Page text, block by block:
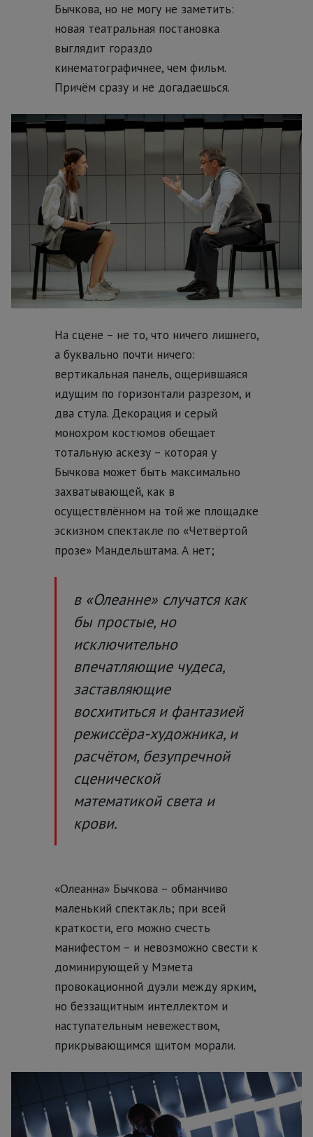
Бычкова, но не могу не заметить:
новая театральная постановка
выглядит гораздо
кинематографичнее, чем фильм.
Причём сразу и не догадаешься.
На сцене – не то, что ничего лишнего,
а буквально почти ничего:
вертикальная панель, ощерившаяся
идущим по горизонтали разрезом, и
два стула. Декорация и серый
монохром костюмов обещает
тотальную аскезу – которая у
Бычкова может быть максимально
захватывающей, как в
осуществлённом на той же площадке
эскизном спектакле по «Четвёртой
прозе» Мандельштама. А нет;
в «Олеанне» случатся как
бы простые, но
исключительно
впечатляющие чудеса,
заставляющие
восхититься и фантазией
режиссёра-художника, и
расчётом, безупречной
сценической
математикой света и
крови.
«Олеанна» Бычкова – обманчиво
маленький спектакль; при всей
краткости, его можно счесть
манифестом – и невозможно свести к
доминирующей у Мэмета
провокационной дуэли между ярким,
но беззащитным интеллектом и
наступательным невежеством,
прикрывающимся щитом морали.